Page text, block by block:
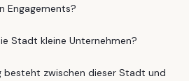
Engagements?
Stadt kleine Unternehmen?
besteht zwischen dieser Stadt und